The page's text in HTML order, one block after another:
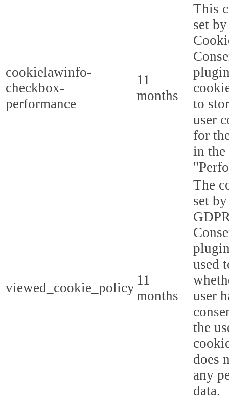
cookielawinfo-
checkbox-
performance
11
months
This
set
to
user
for
in the
viewed_cookie_policy 11
months
The
set
used
user
the
does
any
data.